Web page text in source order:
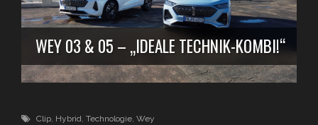
WEY 03 & 05 – „IDEALE TECHNIK-KOMBI!“
Clip, Hybrid, Technologie, Wey